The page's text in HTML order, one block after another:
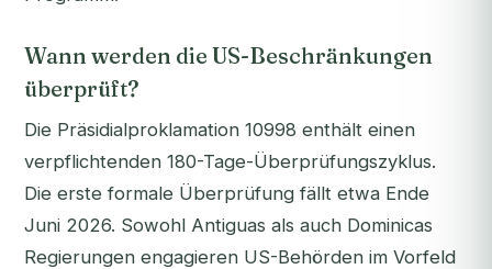
Wann werden die US-Beschränkungen
überprüft?
Die Präsidialproklamation 10998 enthält einen
verpflichtenden 180-Tage-Überprüfungszyklus.
Die erste formale Überprüfung fällt etwa Ende
Juni 2026. Sowohl Antiguas als auch Dominicas
Regierungen engagieren US-Behörden im Vorfeld